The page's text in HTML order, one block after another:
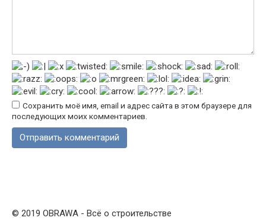
Сохранить моё имя, email и адрес сайта в этом браузере для
последующих моих комментариев.
© 2019 OBRAWA - Всё о строительстве